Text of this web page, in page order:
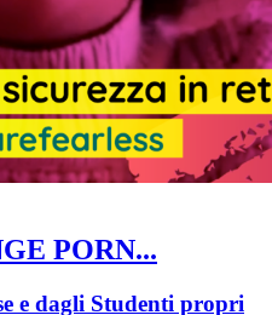
PORN...
e dagli Studenti propri